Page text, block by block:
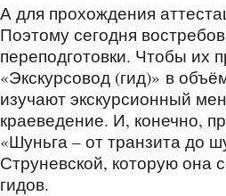
А для прохождения
Поэтому сегодня
переподготовки. Чтобы их
«Экскурсовод (гид)» в
изучают экскурсионный
краеведение. И, конечно,
«Шуньга – от транзита до
Струневской, которую она
гидов.